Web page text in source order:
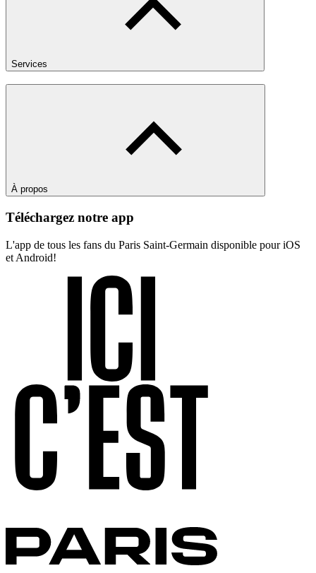
Services
À propos
Téléchargez notre app
L'app de tous les fans du Paris Saint-Germain disponible pour iOS
et Android!